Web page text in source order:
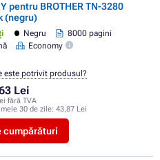
pentru BROTHER TN-3280
(negru)
Negru
8000 pagini
Economy
Lei
fără TVA
30 de zile: 43,87 Lei
cumpărături
este potrivit produsul?